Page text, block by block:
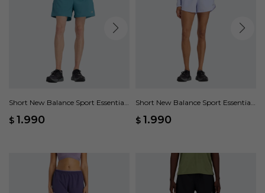
Short New Balance Sport Essentials
$ 1.990
Short New Balance Sport Essentials
$ 1.990